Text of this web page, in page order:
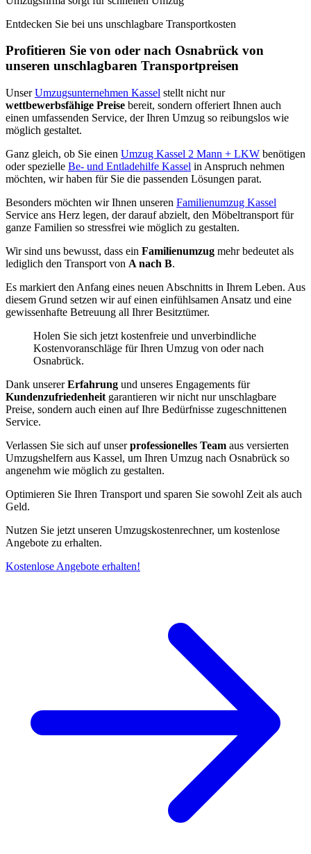
Entdecken Sie bei uns unschlagbare Transportkosten
Profitieren Sie von oder nach Osnabrück von
unseren unschlagbaren Transportpreisen
UnserUmzugsunternehmen Kassel stellt nicht nur
wettbewerbsfähige Preise bereit, sondern offeriert Ihnen auch
einen umfassenden Service, der Ihren Umzug so reibungslos wie
möglich gestaltet.
Ganz gleich, ob Sie einen Umzug Kassel 2 Mann + LKW benötigen
oder spezielle Be- und Entladehilfe Kassel in Anspruch nehmen
möchten, wir haben für Sie die passenden Lösungen parat.
Besonders möchten wir Ihnen unseren Familienumzug Kassel
Service ans Herz legen, der darauf abzielt, den Möbeltransport für
ganze Familien so stressfrei wie möglich zu gestalten.
Wir sind uns bewusst, dass ein Familienumzug mehr bedeutet als
lediglich den Transport von A nach B.
Es markiert den Anfang eines neuen Abschnitts in Ihrem Leben. Aus
diesem Grund setzen wir auf einen einfühlsamen Ansatz und eine
gewissenhafte Betreuung all Ihrer Besitztümer.
Holen Sie sich jetzt kostenfreie und unverbindliche
Kostenvoranschläge für Ihren Umzug von oder nach
Osnabrück.
Dank unsererErfahrung und unseres Engagements für
Kundenzufriedenheit garantieren wir nicht nur unschlagbare
Preise, sondern auch einen auf Ihre Bedürfnisse zugeschnittenen
Service.
Verlassen Sie sich auf unserprofessionelles Team aus versierten
Umzugshelfern aus Kassel, um Ihren Umzug nach Osnabrück so
angenehm wie möglich zu gestalten.
Optimieren Sie Ihren Transport und sparen Sie sowohl Zeit als auch
Geld.
Nutzen Sie jetzt unseren Umzugskostenrechner, um kostenlose
Angebote zu erhalten.
Kostenlose Angebote erhalten!